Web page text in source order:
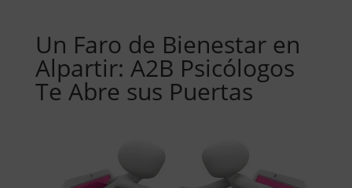
Un Faro de Bienestar en
Alpartir: A2B Psicólogos
Te Abre sus Puertas